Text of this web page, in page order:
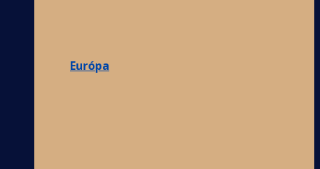
Európa